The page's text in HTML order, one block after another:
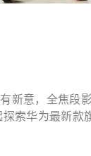
新意，全焦段
索华为最新款